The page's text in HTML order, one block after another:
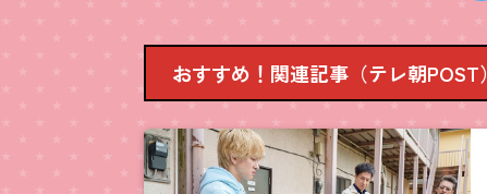
おすすめ！関連記事（テレ朝POST）